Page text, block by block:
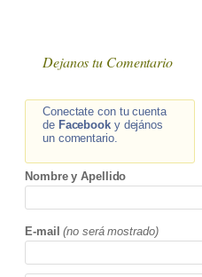
Dejanos tu Comentario
Conectate con tu cuenta
de Facebooky dejános
un comentario.
Nombre y Apellido
E-mail (no será mostrado)